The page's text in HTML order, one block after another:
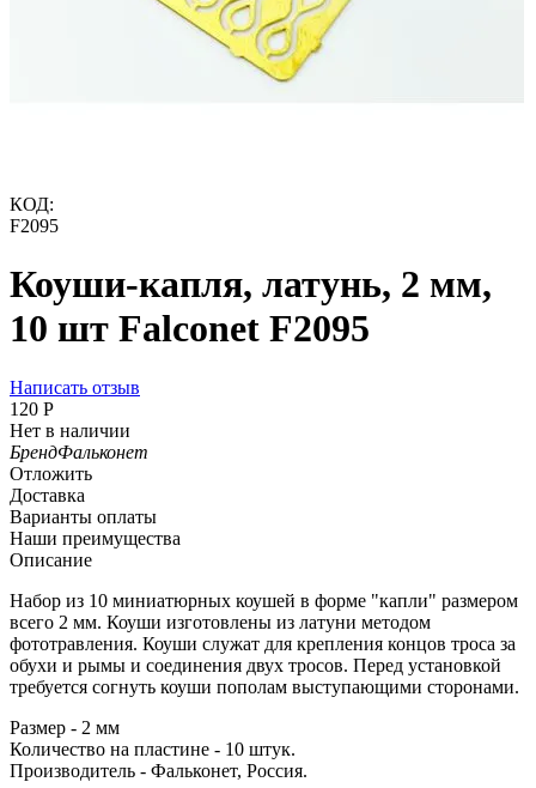
КОД:
F2095
Коуши-капля, латунь, 2 мм,
10 шт Falconet F2095
Написать отзыв
‍120‍ Р
Нет в наличии
БрендФальконет
Отложить
Доставка
Варианты оплаты
Наши преимущества
Описание
Набор из 10 миниатюрных коушей в форме "капли" размером
всего 2 мм. Коуши изготовлены из латуни методом
фототравления. Коуши служат для крепления концов троса за
обухи и рымы и соединения двух тросов. Перед установкой
требуется согнуть коуши пополам выступающими сторонами.
Размер - 2 мм
Количество на пластине - 10 штук.
Производитель - Фальконет, Россия.